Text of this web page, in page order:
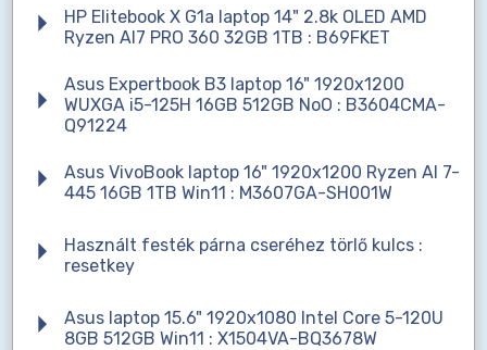
HP Elitebook X G1a laptop 14" 2.8k OLED AMD
Ryzen AI7 PRO 360 32GB 1TB : B69FKET
Asus Expertbook B3 laptop 16" 1920x1200
WUXGA i5-125H 16GB 512GB NoO : B3604CMA-
Q91224
Asus VivoBook laptop 16" 1920x1200 Ryzen AI 7-
445 16GB 1TB Win11 : M3607GA-SH001W
Használt festék párna cseréhez törlő kulcs :
resetkey
Asus laptop 15.6" 1920x1080 Intel Core 5-120U
8GB 512GB Win11 : X1504VA-BQ3678W